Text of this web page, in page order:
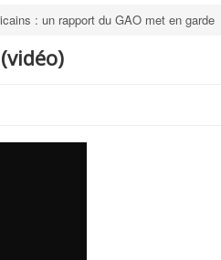
: un rapport du GAO met en garde